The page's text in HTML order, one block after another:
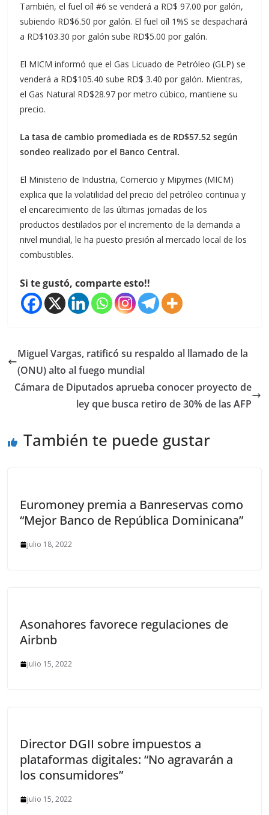
También, el fuel oíl #6 se venderá a RD$ 97.00 por galón,
subiendo RD$6.50 por galón. El fuel oíl 1%S se despachará
a RD$103.30 por galón sube RD$5.00 por galón.
El MICM informó que el Gas Licuado de Petróleo (GLP) se
venderá a RD$105.40 sube RD$ 3.40 por galón. Mientras,
el Gas Natural RD$28.97 por metro cúbico, mantiene su
precio.
La tasa de cambio promediada es de RD$57.52 según
sondeo realizado por el Banco Central.
El Ministerio de Industria, Comercio y Mipymes (MICM)
explica que la volatilidad del precio del petróleo continua y
el encarecimiento de las últimas jornadas de los
productos destilados por el incremento de la demanda a
nivel mundial, le ha puesto presión al mercado local de los
combustibles.
Si te gustó, comparte esto!!
Miguel Vargas, ratificó su respaldo al llamado de la
(ONU) alto al fuego mundial
Cámara de Diputados aprueba conocer proyecto de
ley que busca retiro de 30% de las AFP
También te puede gustar
Euromoney premia a Banreservas como
“Mejor Banco de República Dominicana”
julio 18, 2022
Asonahores favorece regulaciones de
Airbnb
julio 15, 2022
Director DGII sobre impuestos a
plataformas digitales: “No agravarán a
los consumidores”
julio 15, 2022